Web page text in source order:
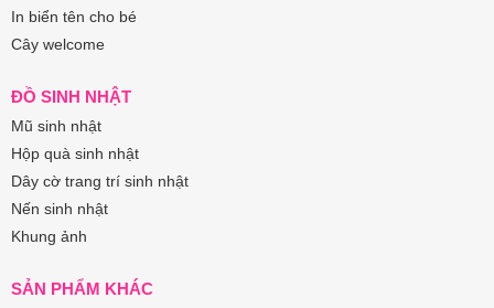
In biển tên cho bé
Cây welcome
ĐỒ SINH NHẬT
Mũ sinh nhật
Hộp quà sinh nhật
Dây cờ trang trí sinh nhật
Nến sinh nhật
Khung ảnh
SẢN PHẨM KHÁC